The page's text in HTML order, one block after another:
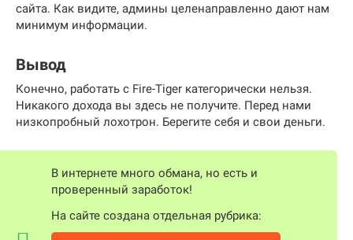
сайта. Как видите, админы целенаправленно дают нам
минимум информации.
Вывод
Конечно, работать с Fire-Tiger категорически нельзя.
Никакого дохода вы здесь не получите. Перед нами
низкопробный лохотрон. Берегите себя и свои деньги.
В интернете много обмана, но есть и
проверенный заработок!
На сайте создана отдельная рубрика: